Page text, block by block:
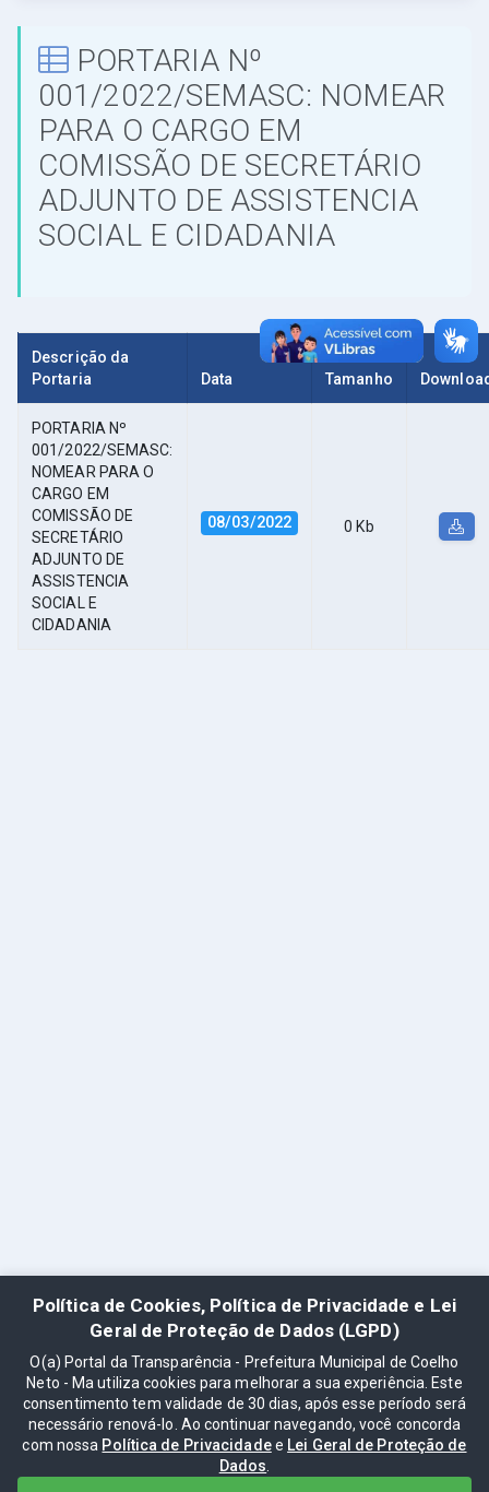
PORTARIA Nº
001/2022/SEMASC: NOMEAR
PARA O CARGO EM
COMISSÃO DE SECRETÁRIO
ADJUNTO DE ASSISTENCIA
SOCIAL E CIDADANIA
Descrição da
Portaria
Data Tamanho
PORTARIA Nº
001/2022/SEMASC:
NOMEAR PARA O
CARGO EM
COMISSÃO DE
SECRETÁRIO
ADJUNTO DE
ASSISTENCIA
SOCIAL E
CIDADANIA
08/03/2022 0 Kb
Política de Cookies, Política de Privacidade e Lei
Geral de Proteção de Dados (LGPD)
O(a) Portal da Transparência - Prefeitura Municipal de Coelho
Neto - Ma utiliza cookies para melhorar a sua experiência. Este
consentimento tem validade de 30 dias, após esse período será
necessário renová-lo. Ao continuar navegando, você concorda
com nossa Política de Privacidadee Lei Geral de Proteção de
Dados